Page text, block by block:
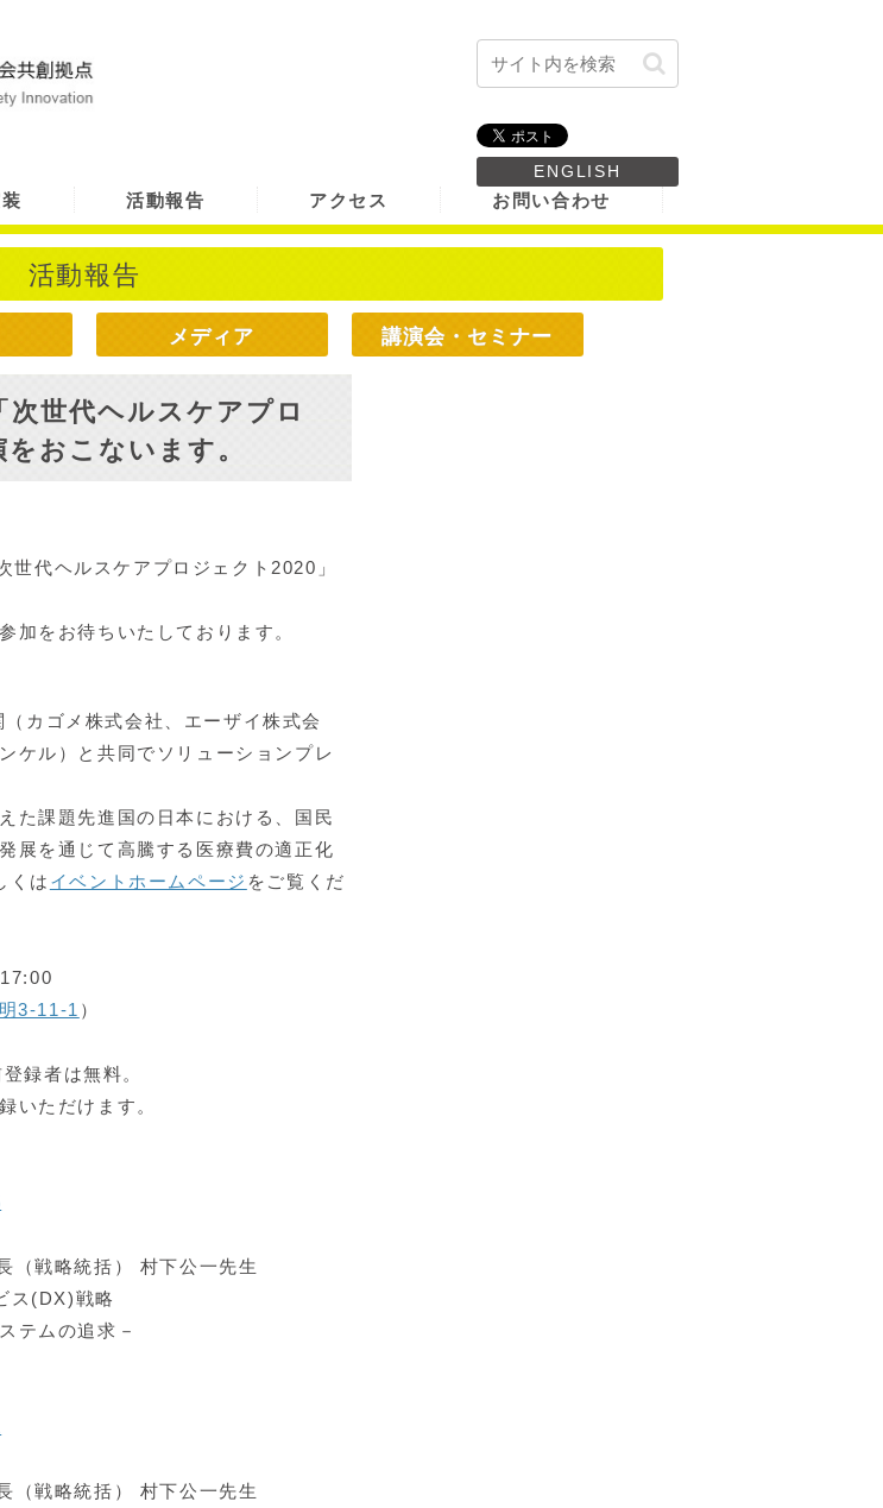
ENGLISH
活動報告 アクセス お問い合わせ
活動報告
メディア 講演会・セミナー
次世代ヘルスケアプロ
おこないます。
代ヘルスケアプロジェクト2020」
加をお待ちいたしております。
カゴメ株式会社、エーザイ株式会
ケル）と共同でソリューションプレ
た課題先進国の日本における、国民
展を通じて高騰する医療費の適正化
くは イベントホームページ をご覧くだ
3-11-1 ）
録者は無料。
いただけます。
戦略統括） 村下公一先生
ス(DX)戦略
テムの追求－
戦略統括） 村下公一先生